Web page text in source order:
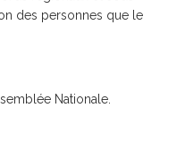
des personnes que le
Nationale.